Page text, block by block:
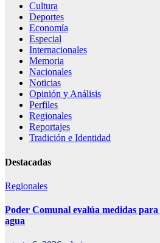
Cultura
Deportes
Economía
Especial
Internacionales
Memoria
Nacionales
Noticias
Opinión y Análisis
Perfiles
Regionales
Reportajes
Tradición e Identidad
Destacadas
Regionales
Poder Comunal evalúa medidas
agua